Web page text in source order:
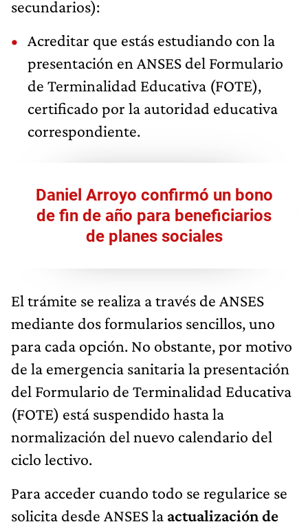
secundarios):
Acreditar que estás estudiando con la
presentación en ANSES del Formulario
de Terminalidad Educativa (FOTE),
certificado por la autoridad educativa
correspondiente.
Daniel Arroyo confirmó un bono
de fin de año para beneficiarios
de planes sociales
El trámite se realiza a través de ANSES
mediante dos formularios sencillos, uno
para cada opción. No obstante, por motivo
de la emergencia sanitaria la presentación
del Formulario de Terminalidad Educativa
(FOTE) está suspendido hasta la
normalización del nuevo calendario del
ciclo lectivo.
Para acceder cuando todo se regularice se
solicita desde ANSES la actualización de